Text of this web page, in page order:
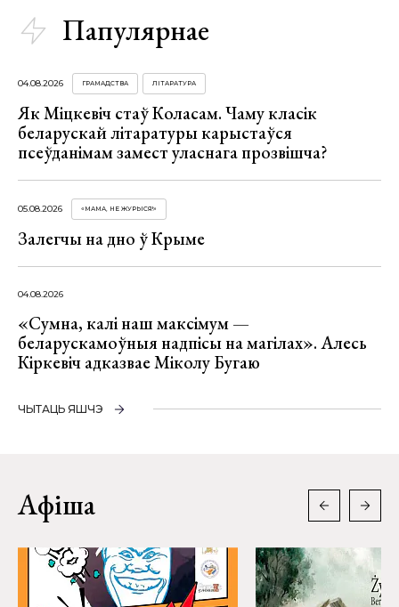
Папулярнае
04.08.2026 ГРАМАДСТВА ЛІТАРАТУРА
Як Міцкевіч стаў Коласам. Чаму класік
беларускай літаратуры карыстаўся
псеўданімам замест уласнага прозвішча?
05.08.2026 «МАМА, НЕ ЖУРЫСЯ!»
Залегчы на дно ў Крыме
04.08.2026
«Сумна, калі наш максімум —
беларускамоўныя надпісы на магілах». Алесь
Кіркевіч адказвае Міколу Бугаю
ЧЫТАЦЬ ЯШЧЭ
Афіша